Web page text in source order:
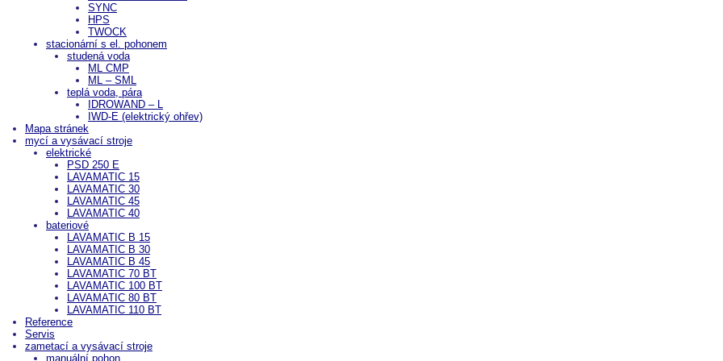
SYNC
HPS
TWOCK
stacionární s el. pohonem
studená voda
ML CMP
ML – SML
teplá voda, pára
IDROWAND – L
IWD-E (elektrický ohřev)
Mapa stránek
mycí a vysávací stroje
elektrické
PSD 250 E
LAVAMATIC 15
LAVAMATIC 30
LAVAMATIC 45
LAVAMATIC 40
bateriové
LAVAMATIC B 15
LAVAMATIC B 30
LAVAMATIC B 45
LAVAMATIC 70 BT
LAVAMATIC 100 BT
LAVAMATIC 80 BT
LAVAMATIC 110 BT
Reference
Servis
zametací a vysávací stroje
manuální pohon